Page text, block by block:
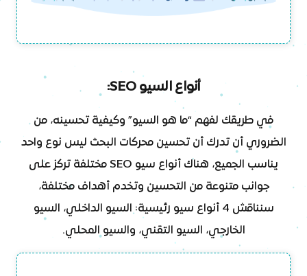
أنواع السيو SEO:
في طريقك لفهم “ما هو السيو” وكيفية تحسينه، من
الضروري أن تدرك أن تحسين محركات البحث ليس نوع واحد
يناسب الجميع، هناك أنواع سيو SEO مختلفة تركز على
جوانب متنوعة من التحسين وتخدم أهداف مختلفة،
سنناقش 4 أنواع سيو رئيسية: السيو الداخلي، السيو
الخارجي، السيو التقني، والسيو المحلي.